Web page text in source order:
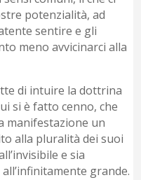
potenzialità, ad
sentire e gli
meno avvicinarci alla
di intuire la dottrina
si è fatto cenno, che
manifestazione un
alla pluralità dei suoi
e sia
grande.